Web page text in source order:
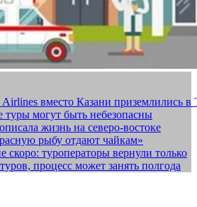
вместо Казани приземлились в
туры могут быть небезопасны
жизнь на северо-востоке
рыбу отдают чайкам»
скоро: туроператоры вернули только
процесс может занять полгода